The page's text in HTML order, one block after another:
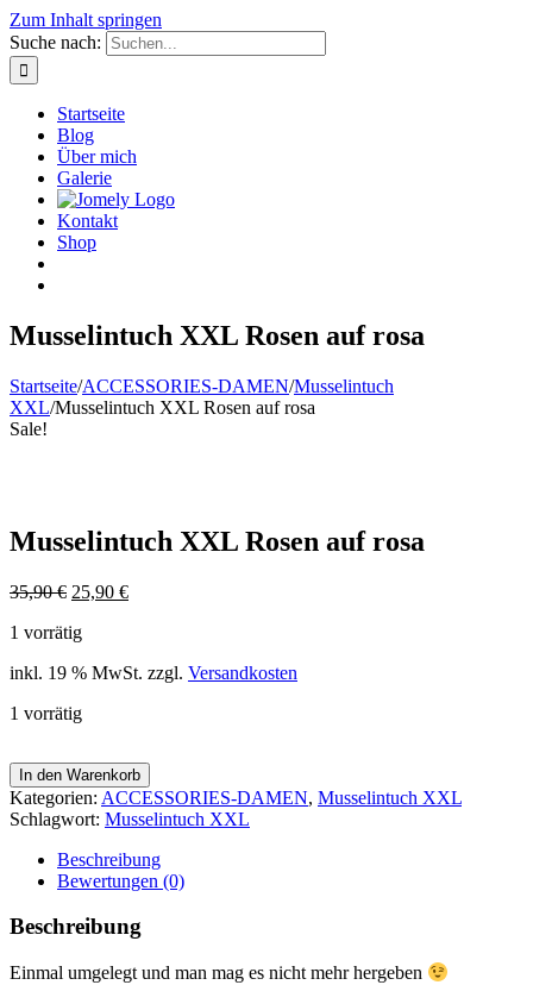
Zum Inhalt springen
Suche nach:
Startseite
Blog
Über mich
Galerie
Kontakt
Shop
Musselintuch XXL Rosen auf rosa
Startseite/ACCESSORIES-DAMEN/Musselintuch
XXL/Musselintuch XXL Rosen auf rosa
Sale!
Musselintuch XXL Rosen auf rosa
35,90€ 25,90 €
1 vorrätig
inkl. 19 % MwSt. zzgl. Versandkosten
1 vorrätig
In den Warenkorb
Kategorien: ACCESSORIES-DAMEN, Musselintuch XXL
Schlagwort: Musselintuch XXL
Beschreibung
Bewertungen (0)
Beschreibung
Einmal umgelegt und man mag es nicht mehr hergeben